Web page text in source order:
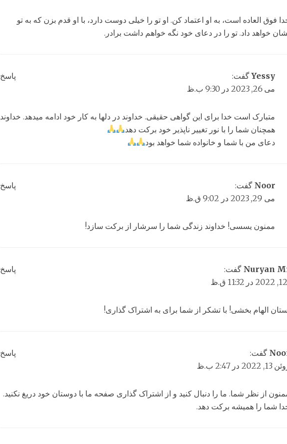
فوق العاده است، به او اعتماد کن. او تو را خیلی دوست دارد، با او قدم بزن که به تو
خواهد داد. تو را در دعای خود نگه خواهم داشت برادر.
Yessy گفت:
می 26, 2023 در 9:30 ب.ظ
متبارک است خدا برای این گواهی حقیقی. خداوند در دلها به کار خود ادامه میدهد. خداوند
همچنان شما را با نور تغییر ناپذیر خود برکت دهد
دعای من با شما و خانواده شما خواهد بود
پاسخ
Noor گفت:
می 29, 2023 در 9:02 ق.ظ
ممنون یسسی! خداوند زندگی شما را سرشار از برکت سازد!
پاسخ
Nuryan گفت:
الهام بخشی! با تشکر از شما برای به اشتراک گذاری!
پاسخ
گفت:
2022 در 2:47 ب.ظ
از نظر شما. ما را دنبال کنید و از اشتراک گذاری صفحه ما با دوستان خود دریغ نکنید.
شما را همیشه برکت دهد.
پاسخ